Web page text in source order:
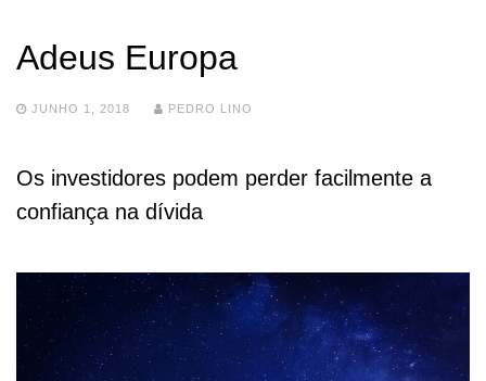
Adeus Europa
JUNHO 1, 2018 PEDRO LINO
Os investidores podem perder facilmente a
confiança na dívida